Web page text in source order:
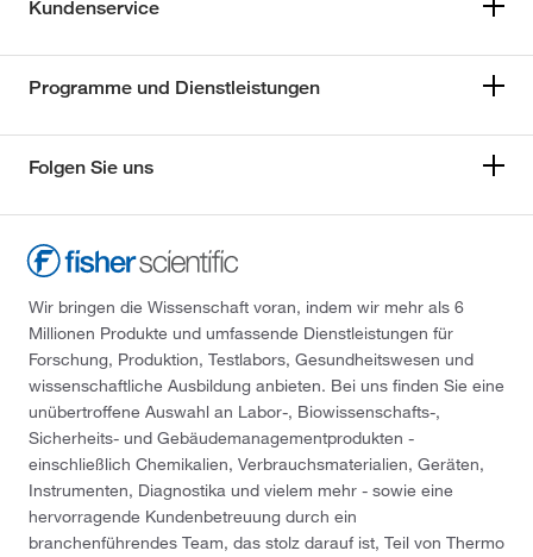
Kundenservice
Programme und Dienstleistungen
Folgen Sie uns
Wir bringen die Wissenschaft voran, indem wir mehr als 6
Millionen Produkte und umfassende Dienstleistungen für
Forschung, Produktion, Testlabors, Gesundheitswesen und
wissenschaftliche Ausbildung anbieten. Bei uns finden Sie eine
unübertroffene Auswahl an Labor-, Biowissenschafts-,
Sicherheits- und Gebäudemanagementprodukten -
einschließlich Chemikalien, Verbrauchsmaterialien, Geräten,
Instrumenten, Diagnostika und vielem mehr - sowie eine
hervorragende Kundenbetreuung durch ein
branchenführendes Team, das stolz darauf ist, Teil von Thermo